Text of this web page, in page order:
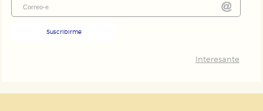
Suscribirme
Interesante